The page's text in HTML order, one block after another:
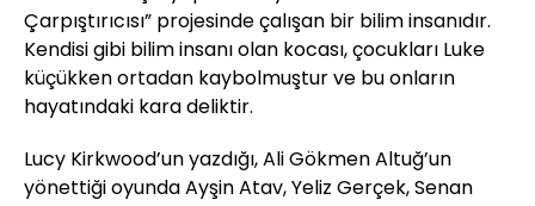
Çarpıştırıcısı” projesinde çalışan bir bilim insanıdır.
Kendisi gibi bilim insanı olan kocası, çocukları Luke
küçükken ortadan kaybolmuştur ve bu onların
hayatındaki kara deliktir.
Lucy Kirkwood’un yazdığı, Ali Gökmen Altuğ’un
yönettiği oyunda Ayşin Atav, Yeliz Gerçek, Senan